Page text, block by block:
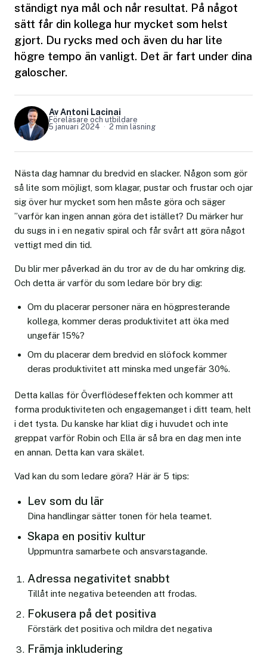
ständigt nya mål och når resultat. På något
sätt får din kollega hur mycket som helst
gjort. Du rycks med och även du har lite
högre tempo än vanligt. Det är fart under dina
galoscher.
Av Antoni Lacinai
Föreläsare och utbildare
5 januari 2024
2 min läsning
Nästa dag hamnar du bredvid en slacker. Någon som gör
så lite som möjligt, som klagar, pustar och frustar och ojar
sig över hur mycket som hen måste göra och säger
”varför kan ingen annan göra det istället? Du märker hur
du sugs in i en negativ spiral och får svårt att göra något
vettigt med din tid.
Du blir mer påverkad än du tror av de du har omkring dig.
Och detta är varför du som ledare bör bry dig:
Om du placerar personer nära en högpresterande
kollega, kommer deras produktivitet att öka med
ungefär 15%?
Om du placerar dem bredvid en slöfock kommer
deras produktivitet att minska med ungefär 30%.
Detta kallas för Överflödeseffekten och kommer att
forma produktiviteten och engagemanget i ditt team, helt
i det tysta. Du kanske har kliat dig i huvudet och inte
greppat varför Robin och Ella är så bra en dag men inte
en annan. Detta kan vara skälet.
Vad kan du som ledare göra? Här är 5 tips:
Lev som du lär
Dina handlingar sätter tonen för hela teamet.
Skapa en positiv kultur
Uppmuntra samarbete och ansvarstagande.
Adressa negativitet snabbt
Tillåt inte negativa beteenden att frodas.
Fokusera på det positiva
Förstärk det positiva och mildra det negativa
Främja inkludering